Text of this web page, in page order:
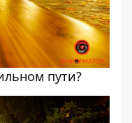
пути?